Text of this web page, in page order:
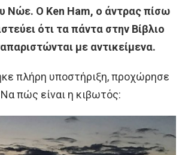
Νώε. Ο Ken Ham, ο άντρας πίσω
ότι τα πάντα στην Βίβλιο
με αντικείμενα.
πλήρη υποστήριξη, προχώρησε
πώς είναι η κιβωτός: